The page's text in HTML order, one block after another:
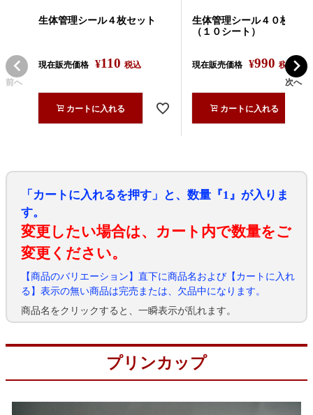
前へ
生体管理シール４枚セット
現在販売価格 ¥110 税込
カートに入れる
生体管理シール４０枚セッ
（１０シート）
現在販売価格 ¥990 税込
カートに入れる
次へ
「カートに入れるを押す」と、数量『1』が入りま
す。
変更したい場合は、カート内で数量をご
変更ください。
【商品のバリエーション】直下に商品名および【カートに入れ
る】表示の無い商品は完売または、欠品中になります。
商品名をクリックすると、一瞬表示が乱れます。
プリンカップ